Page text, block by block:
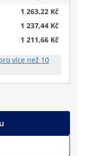
1 263,22 Kč
1 237,44 Kč
1 211,66 Kč
více než 10